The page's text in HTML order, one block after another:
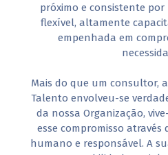
próximo e consistente
flexível, altamente
empenhada em
Mais do que um consultor,
Talento envolveu-se
da nossa Organização,
esse compromisso
humano e responsável. A